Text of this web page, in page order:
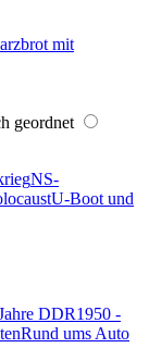
mit
geordnet
NS-
U-Boot und
DDR1950 -
Rund ums Auto